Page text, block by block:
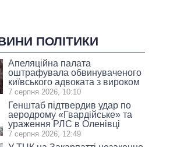
ПОЛІТИКИ
Апеляційна палата
оштрафувала обвинуваченого
київського адвоката з вироком
7 серпня 2026, 10:10
Генштаб підтвердив удар по
аеродрому «Гвардійське» та
ураження РЛС в Оленівці
7 серпня 2026, 12:49